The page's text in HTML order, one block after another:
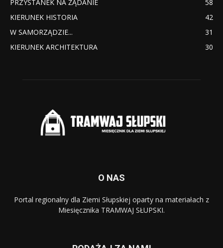
PRZYSTANEK NA ŻĄDANIE
58
KIERUNEK HISTORIA
42
W SAMORZĄDZIE...
31
KIERUNEK ARCHITEKTURA
30
O NAS
Portal regionalny dla Ziemi Słupskiej oparty na materiałach z
Miesięcznika TRAMWAJ SŁUPSKI.